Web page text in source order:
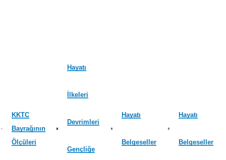
KKTC
Bayrağının
Ölçüleri
Hayatı
İlkeleri
Devrimleri
Gençliğe
Hayatı
Belgeseller
Hayatı
Belgeseller